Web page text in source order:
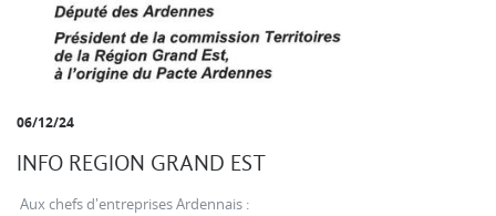
06/12/24
INFO REGION GRAND EST
Aux chefs d'entreprises Ardennais :